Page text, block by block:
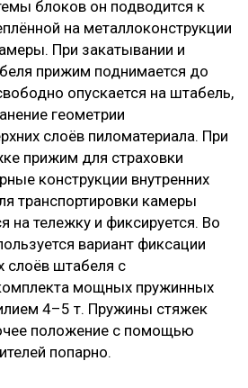
блоков он подводится к
на металлоконструкции
При закатывании и
прижим поднимается до
опускается на штабель,
геометрии
слоёв пиломатериала. При
прижим для страховки
конструкции внутренних
транспортировки камеры
на тележку и фиксируется. Во
вариант фиксации
слоёв штабеля с
мощных пружинных
4–5 т. Пружины стяжек
положение с помощью
попарно.